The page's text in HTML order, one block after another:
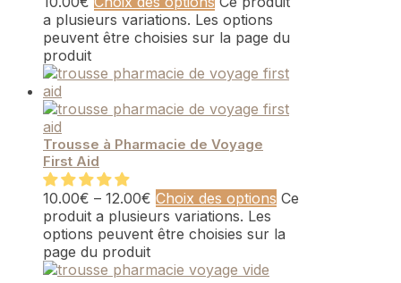
a plusieurs variations. Les options
peuvent être choisies sur la page du
produit
Trousse à Pharmacie de Voyage
First Aid
10.00€ – 12.00€ Choix des options Ce
produit a plusieurs variations. Les
options peuvent être choisies sur la
page du produit